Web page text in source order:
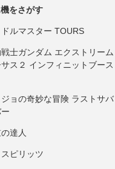
をさがす
ルマスター TOURS
士ガンダム エクストリーム
ス２ インフィニットブース
ョの奇妙な冒険 ラストサバ
達人
ピリッツ